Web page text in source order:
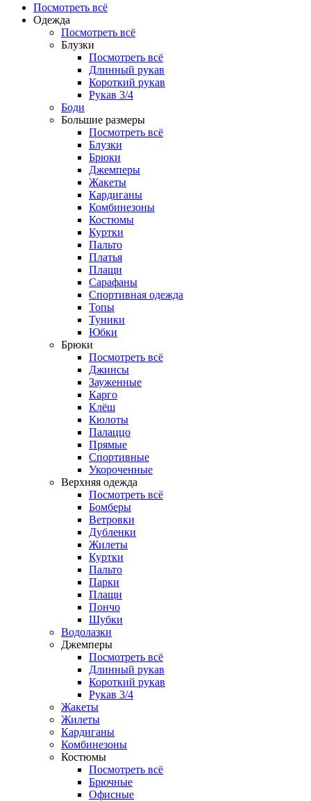
Посмотреть всё
Одежда
Посмотреть всё
Блузки
Посмотреть всё
Длинный рукав
Короткий рукав
Рукав 3/4
Боди
Большие размеры
Посмотреть всё
Блузки
Брюки
Джемперы
Жакеты
Кардиганы
Комбинезоны
Костюмы
Куртки
Пальто
Платья
Плащи
Сарафаны
Спортивная одежда
Топы
Туники
Юбки
Брюки
Посмотреть всё
Джинсы
Зауженные
Карго
Клёш
Кюлоты
Палаццо
Прямые
Спортивные
Укороченные
Верхняя одежда
Посмотреть всё
Бомберы
Ветровки
Дубленки
Жилеты
Куртки
Пальто
Парки
Плащи
Пончо
Шубки
Водолазки
Джемперы
Посмотреть всё
Длинный рукав
Короткий рукав
Рукав 3/4
Жакеты
Жилеты
Кардиганы
Комбинезоны
Костюмы
Посмотреть всё
Брючные
Офисные